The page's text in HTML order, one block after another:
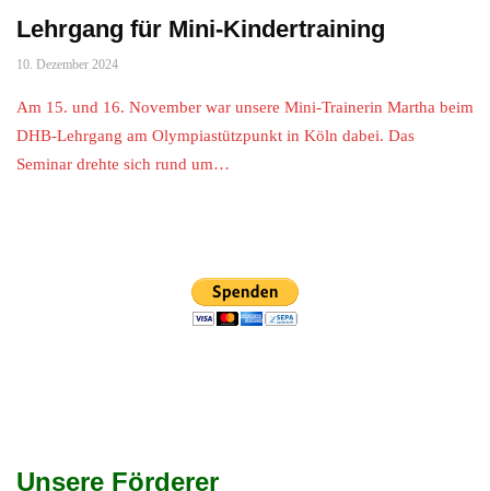
Lehrgang für Mini-Kindertraining
10. Dezember 2024
Am 15. und 16. November war unsere Mini-Trainerin Martha beim
DHB-Lehrgang am Olympiastützpunkt in Köln dabei. Das
Seminar drehte sich rund um…
Unsere Förderer